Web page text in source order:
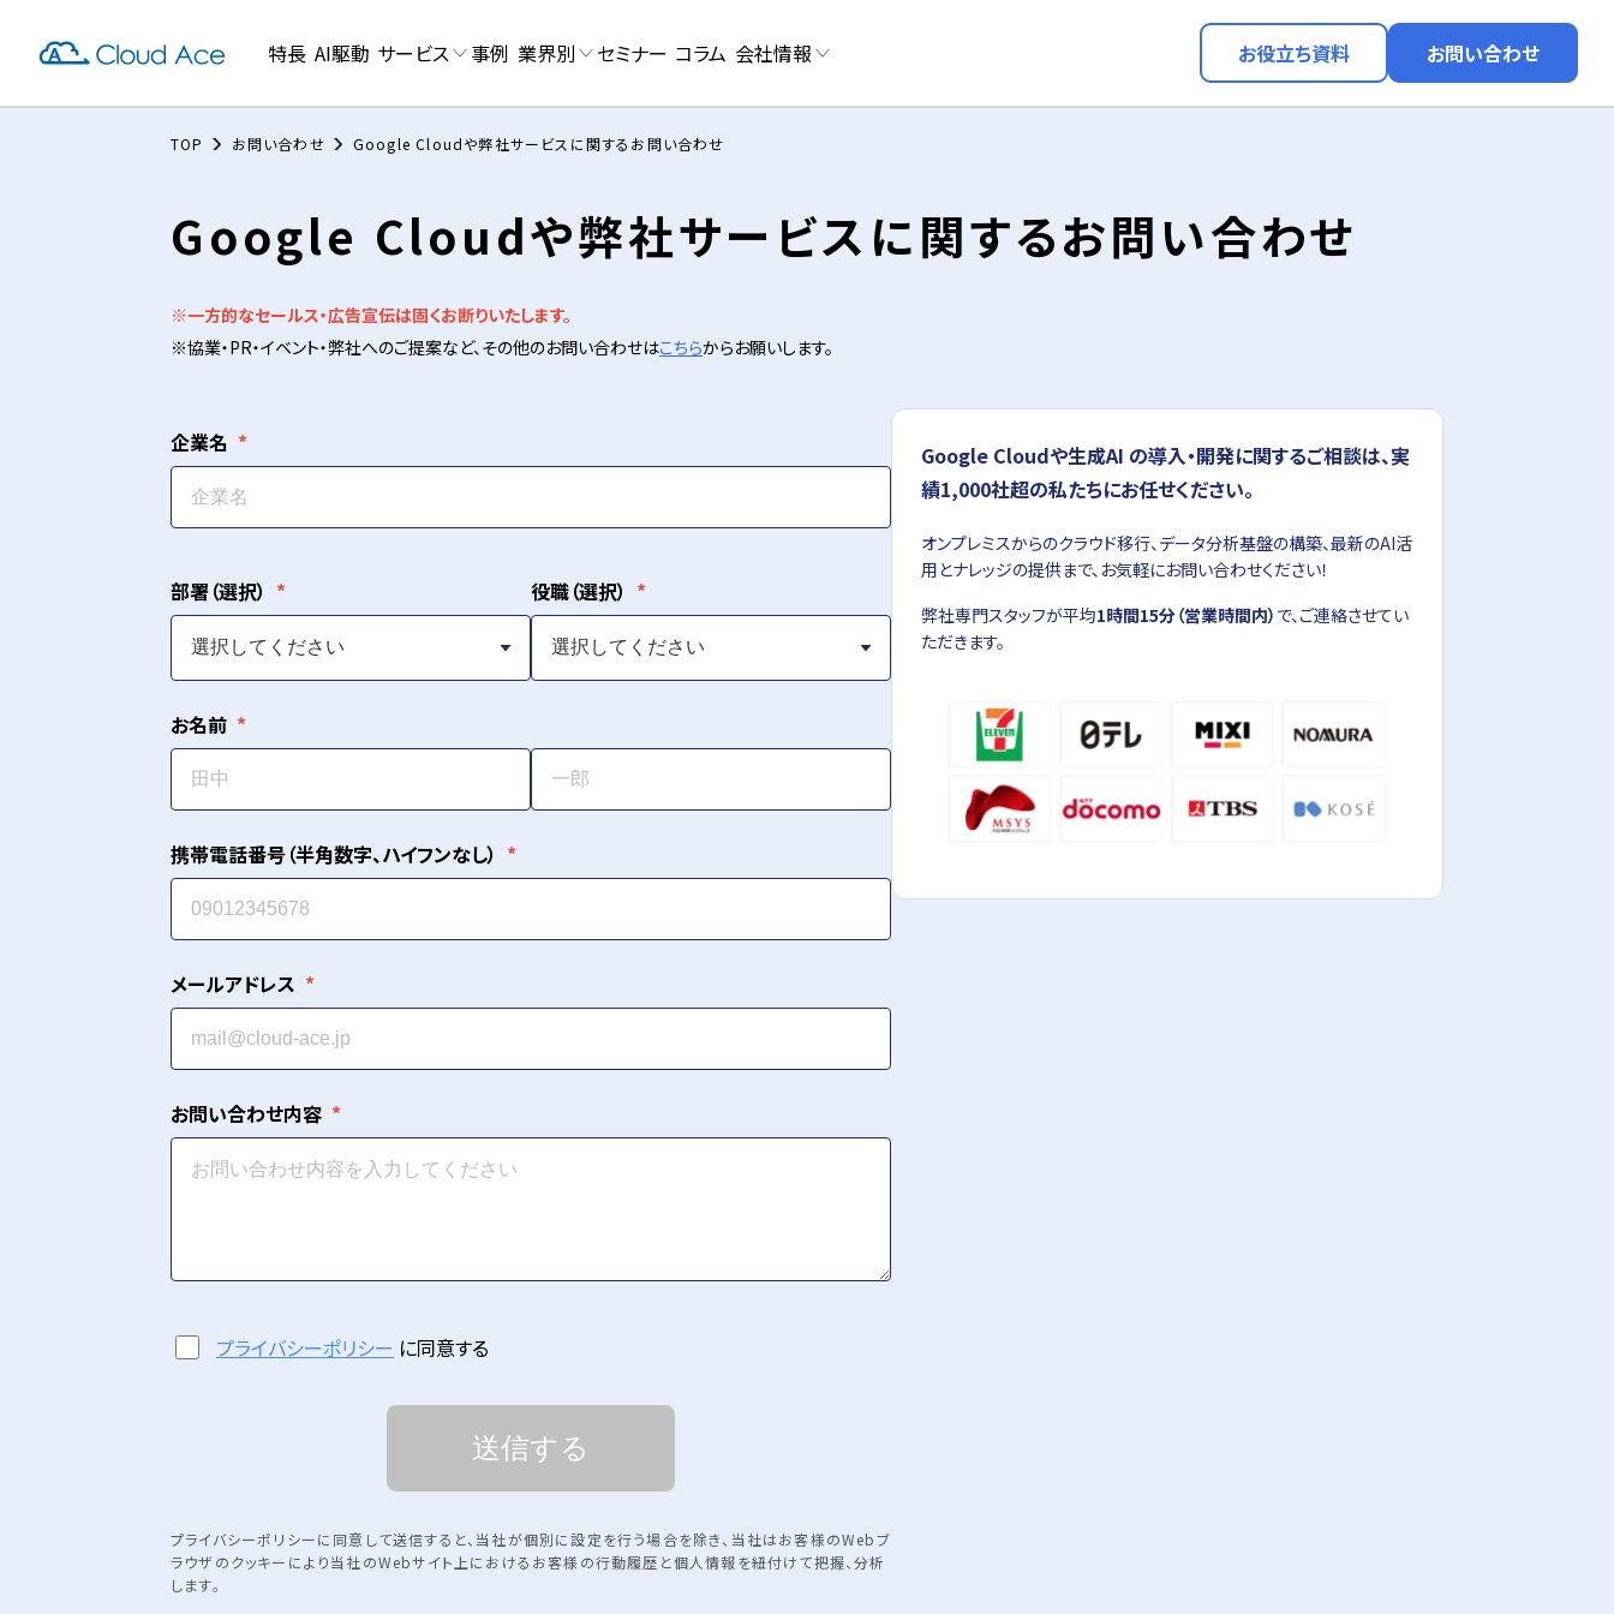
特長 AI駆動 サービス 事例 業界別 セミナー コラム 会社情報 お役立ち資料 お問い合わせ
TOP お問い合わせ Google Cloudや弊社サービスに関するお問い合わせ
Google Cloudや弊社サービスに関するお問い合わせ
※一方的なセールス・広告宣伝は固くお断りいたします。
※協業・PR・イベント・弊社へのご提案など、その他のお問い合わせはこちらからお願いします。
企業名
部署（選択） 役職（選択）
お名前
携帯電話番号（半角数字、ハイフンなし）
メールアドレス
お問い合わせ内容
プライバシーポリシー に同意する
送信する
プライバシーポリシーに同意して送信すると、当社が個別に設定を行う場合を除き、当社はお客様のWebブ
ラウザのクッキーにより当社のWebサイト上におけるお客様の行動履歴と個人情報を紐付けて把握、分析
します。
Google Cloudや生成AI の導入・開発に関するご相談は、実
績1,000社超の私たちにお任せください。
オンプレミスからのクラウド移行、データ分析基盤の構築、最新のAI活
用とナレッジの提供まで、お気軽にお問い合わせください！
弊社専門スタッフが平均1時間15分（営業時間内） で、ご連絡させてい
ただきます。